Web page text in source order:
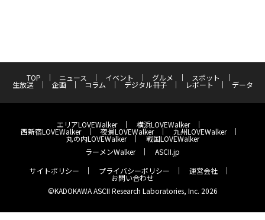
TOP ニュース イベント グルメ スポット
生放送 企画 コラム デジタル冊子 レポート データ
エリアLOVEWalker 横浜LOVEWalker
西新宿LOVEWalker 夜景LOVEWalker 九州LOVEWalker
丸の内LOVEWalker
戦国LOVEWalker
ラーメンWalker
ASCII.jp
サイトポリシー
プライバシーポリシー 運営会社
お問い合わせ
©KADOKAWA ASCII Research Laboratories, Inc. 2026